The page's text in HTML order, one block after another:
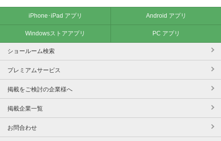
iPhone･iPad アプリ Android アプリ
Windowsストアアプリ PC アプリ
ショールーム検索
プレミアムサービス
掲載をご検討の企業様へ
掲載企業一覧
お問合わせ